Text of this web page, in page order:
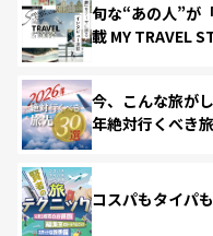
旬な“あの人”が
載 MY TRAVEL
今、こんな旅が
年絶対行くべき
コスパもタイパ